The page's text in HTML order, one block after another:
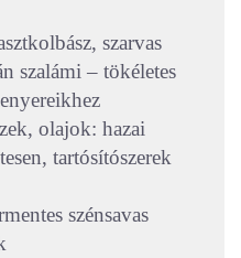
szarvas
szalámi – tökéletes
olajok: hazai
tartósítószerek
szénsavas